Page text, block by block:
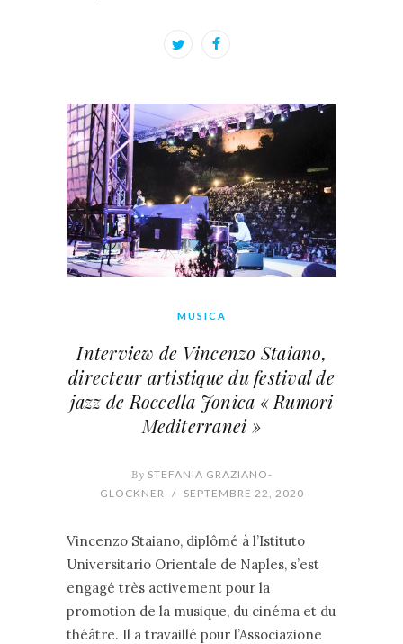
MUSICA
Interview de Vincenzo Staiano,
directeur artistique du festival de
jazz de Roccella Jonica « Rumori
Mediterranei »
By STEFANIA GRAZIANO-
GLOCKNER
/ SEPTEMBRE 22, 2020
Vincenzo Staiano, diplômé à l’Istituto
Universitario Orientale de Naples, s’est
engagé très activement pour la
promotion de la musique, du cinéma et du
théâtre. Il a travaillé pour l’Associazione